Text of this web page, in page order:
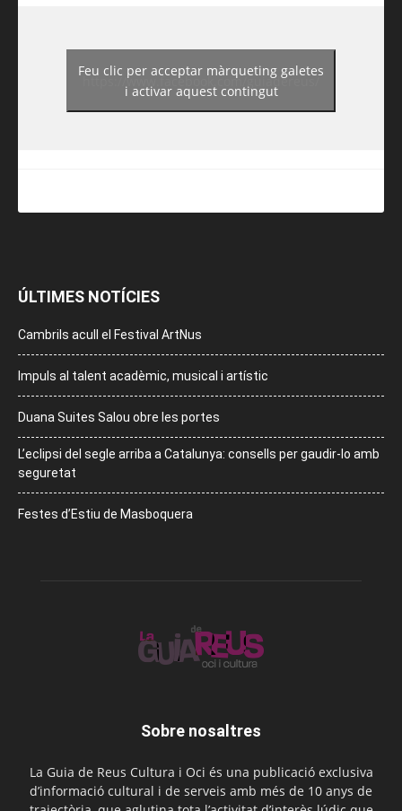
https://www.facebook.com/guiadereus/
Feu clic per acceptar màrqueting galetes
i activar aquest contingut
ÚLTIMES NOTÍCIES
Cambrils acull el Festival ArtNus
Impuls al talent acadèmic, musical i artístic
Duana Suites Salou obre les portes
L’eclipsi del segle arriba a Catalunya: consells per gaudir-lo amb
seguretat
Festes d’Estiu de Masboquera
Sobre nosaltres
La Guia de Reus Cultura i Oci és una publicació exclusiva
d’informació cultural i de serveis amb més de 10 anys de